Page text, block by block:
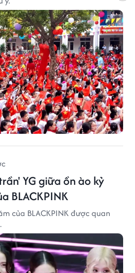
YG giữa ồn ào kỷ
BLACKPINK
của BLACKPINK được quan